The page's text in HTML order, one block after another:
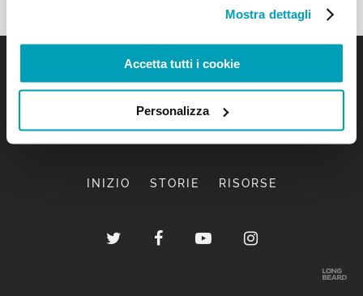
Mostra dettagli
Accetta tutti i cookie
Personalizza
INIZIO STORIE RISORSE